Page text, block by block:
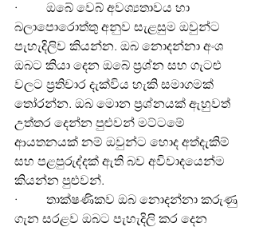
·         ඔබේ වෙබ් අවශ්‍යතාවය හා
බලාපොරොත්තු අනුව සැළසුම ඔවුන්ට
පැහැදිලිව කියන්න. ඔබ නොදන්නා අංශ
ඔබට කියා දෙන ඔබේ ප්‍රශ්න සහ ගැටළු
වලට ප්‍රතිචාර දැක්විය හැකි සමාගමක්
තෝරන්න. ඔබ මොන ප්‍රශ්නයක් ඇහුවත්
උත්තර දෙන්න පුළුවන් මට්ටමේ
ආයතනයක් නම් ඔවුන්ට හොද අත්දැකිම්
සහ පළපුරුද්දක් ඇති බව අවිවාදයෙන්ම
කියන්න පුළුවන්.
·         තාක්ෂණිකව ඔබ නොදන්නා කරුණු
ගැන සරළව ඔබට පැහැදිලි කර දෙන